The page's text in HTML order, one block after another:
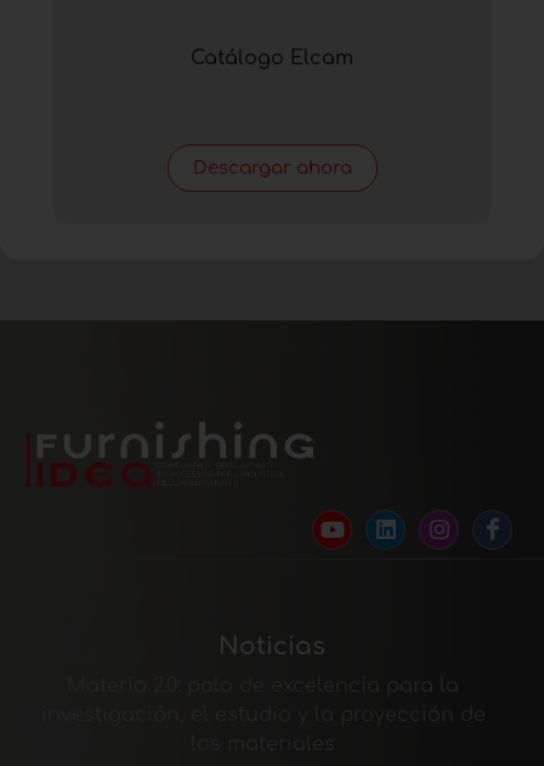
Catálogo Elcam
Descargar ahora
Noticias